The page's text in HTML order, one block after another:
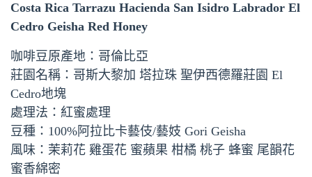
Costa Rica Tarrazu Hacienda San Isidro Labrador El
Cedro Geisha Red Honey
咖啡豆原產地：哥倫比亞
莊園名稱：哥斯大黎加 塔拉珠 聖伊西德羅莊園 El
Cedro地塊
處理法：紅蜜處理
豆種：100%阿拉比卡藝伎/藝妓 Gori Geisha
風味：茉莉花 雞蛋花 蜜蘋果 柑橘 桃子 蜂蜜 尾韻花
蜜香綿密